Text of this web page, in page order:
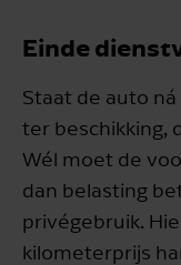
Einde
Staat de auto
ter beschikking,
Wél moet de
dan belasting
privégebruik.
kilometerprijs